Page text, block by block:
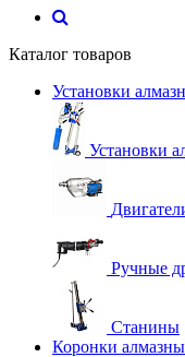
Каталог товаров
Установки
Установки
Ручные
Станины
Коронки